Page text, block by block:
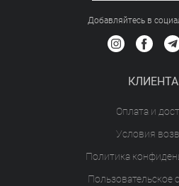
Добавляйтесь в
Оплата и
Условия
Политика
Пользовательское